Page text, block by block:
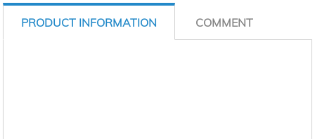
PRODUCT INFORMATION COMMENT